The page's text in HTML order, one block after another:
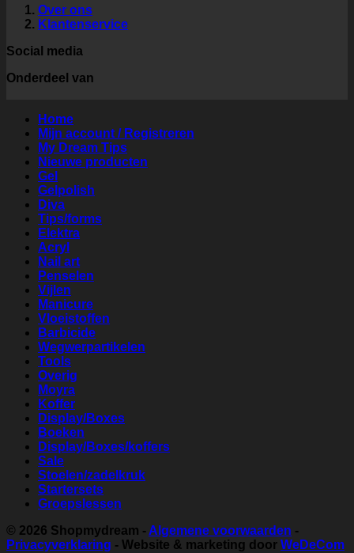
Over ons
Klantenservice
Social media
Onderdeel van
Home
Mijn account / Registreren
My Dream Tips
Nieuwe producten
Gel
Gelpolish
Diva
Tips/forms
Elektra
Acryl
Nail art
Penselen
Vijlen
Manicure
Vloeistoffen
Barbicide
Wegwerpartikelen
Tools
Overig
Moyra
Koffer
Display/Boxes
Boeken
Display/Boxes/koffers
Sale
Stoelen/zadelkruk
Startersets
Groepslessen
© 2026 Shopmydream - Algemene voorwaarden -
Privacyverklaring - Website & marketing door WeDeCom